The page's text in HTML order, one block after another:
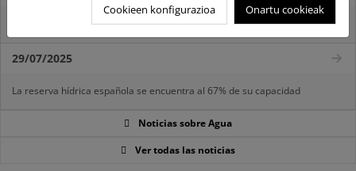
La reserva hídrica española se encuentra al 65,8% de su capacidad
29/07/2025
La reserva hídrica española se encuentra al 67% de su capacidad
Noticias sobre Agua
Ver todas las noticias
Cookieen konfigurazioa Onartu cookieak